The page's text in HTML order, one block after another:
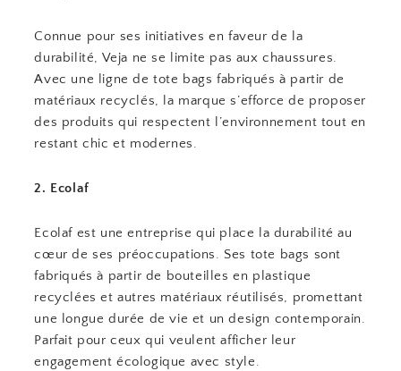
Connue pour ses initiatives en faveur de la
durabilité, Veja ne se limite pas aux chaussures.
Avec une ligne de tote bags fabriqués à partir de
matériaux recyclés, la marque s’efforce de proposer
des produits qui respectent l’environnement tout en
restant chic et modernes.
2. Ecolaf
Ecolaf est une entreprise qui place la durabilité au
cœur de ses préoccupations. Ses tote bags sont
fabriqués à partir de bouteilles en plastique
recyclées et autres matériaux réutilisés, promettant
une longue durée de vie et un design contemporain.
Parfait pour ceux qui veulent afficher leur
engagement écologique avec style.